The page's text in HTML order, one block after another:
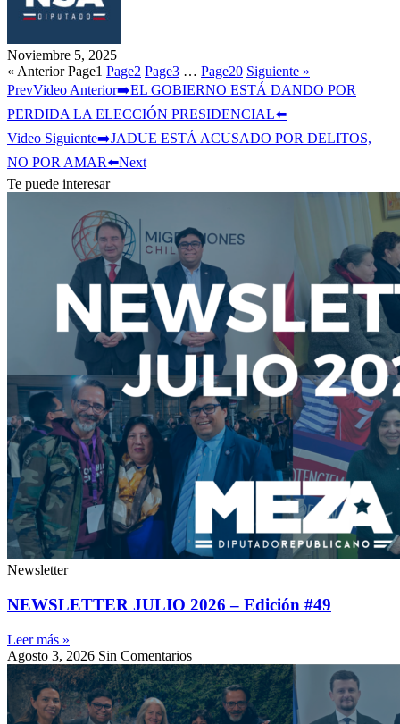
Noviembre 5, 2025
« Anterior Page1 Page2 Page3 … Page20 Siguiente »
PrevVideo Anterior➡️EL GOBIERNO ESTÁ DANDO POR
PERDIDA LA ELECCIÓN PRESIDENCIAL⬅️
Video Siguiente➡️JADUE ESTÁ ACUSADO POR DELITOS,
NO POR AMAR⬅️Next
Te puede interesar
Newsletter
NEWSLETTER JULIO 2026 – Edición #49
Leer más »
Agosto 3, 2026 Sin Comentarios